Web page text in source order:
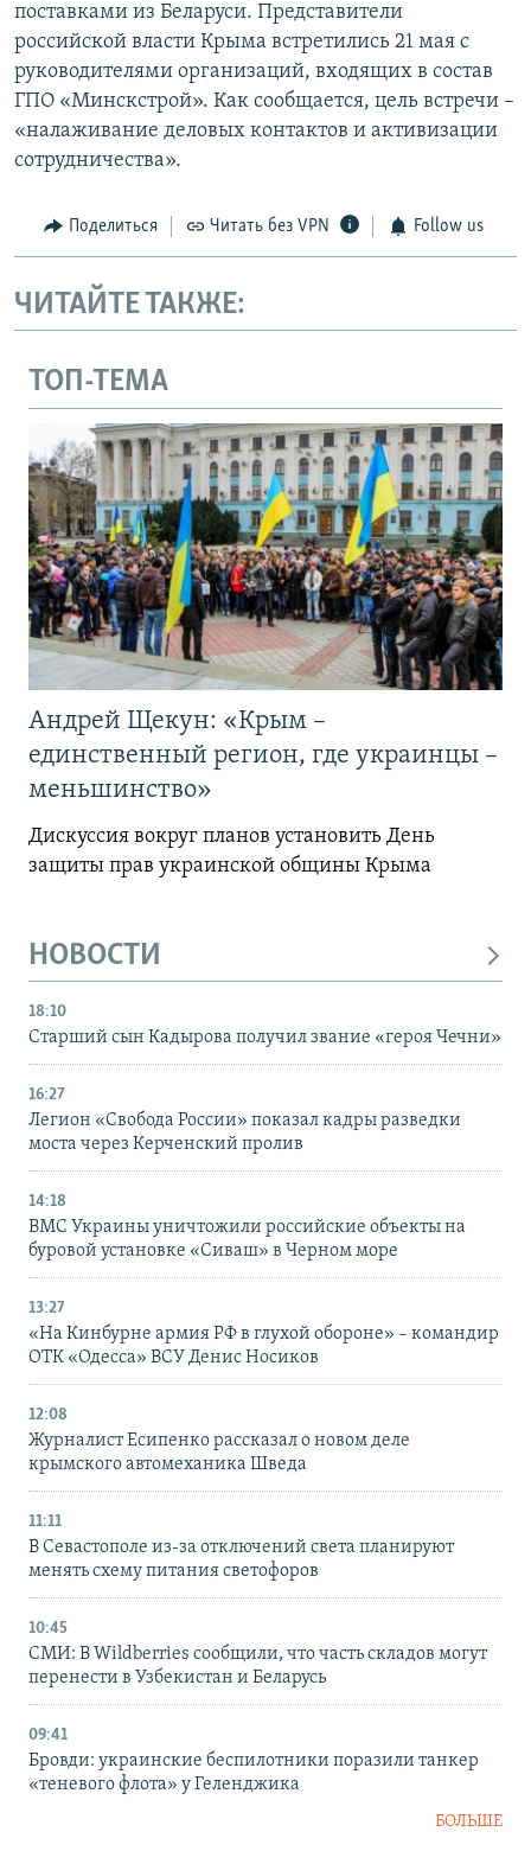
поставками из Беларуси. Представители
российской власти Крыма встретились 21 мая с
руководителями организаций, входящих в состав
ГПО «Минскстрой». Как сообщается, цель встречи –
«налаживание деловых контактов и активизации
сотрудничества».
Поделиться Читать без VPN Follow us
ЧИТАЙТЕ ТАКЖЕ:
ТОП-ТЕМА
Андрей Щекун: «Крым –
единственный регион, где украинцы –
меньшинство»
Дискуссия вокруг планов установить День
защиты прав украинской общины Крыма
НОВОСТИ
18:10
Старший сын Кадырова получил звание «героя Чечни»
16:27
Легион «Свобода России» показал кадры разведки
моста через Керченский пролив
14:18
ВМС Украины уничтожили российские объекты на
буровой установке «Сиваш» в Черном море
13:27
«На Кинбурне армия РФ в глухой обороне» – командир
ОТК «Одесса» ВСУ Денис Носиков
12:08
Журналист Есипенко рассказал о новом деле
крымского автомеханика Шведа
11:11
В Севастополе из-за отключений света планируют
менять схему питания светофоров
10:45
СМИ: В Wildberries сообщили, что часть складов могут
перенести в Узбекистан и Беларусь
09:41
Бровди: украинские беспилотники поразили танкер
«теневого флота» у Геленджика
БОЛЬШЕ